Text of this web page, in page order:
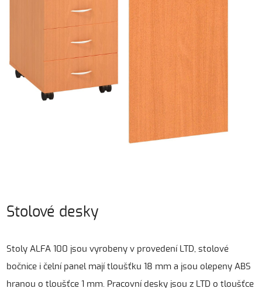
Stolové desky
Stoly ALFA 100 jsou vyrobeny v provedení LTD, stolové
bočnice i čelní panel mají tloušťku 18 mm a jsou olepeny ABS
hranou o tloušťce 1 mm. Pracovní desky jsou z LTD o tloušťce